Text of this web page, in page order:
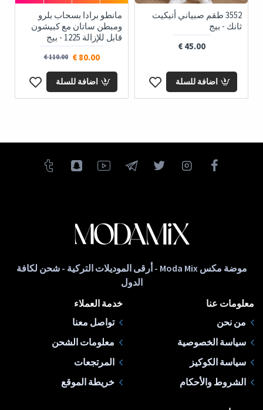
3552 طقم صبياني أتيكيت
ثانك - بيج
45.00 €
اضافة للسلة
مانطو برادا بسحاب بلرو
ومبطن ساتان مع كبيشون
قابل للإزالة 1225 - بيج
80.00 €
110.00 €
اضافة للسلة
موضة مكس Moda Mix - أرقى الموديلات التركية - شحن لكافة
الدول
معلومات عنا
من نحن
سياسة الخصوصية
سياسة الكوكيز
الشروط والأحكام
خدمة العملاء
تواصل معنا
معلومات الشحن
المرتجعات
خريطة الموقع